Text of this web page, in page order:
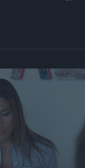
Jön még kép!